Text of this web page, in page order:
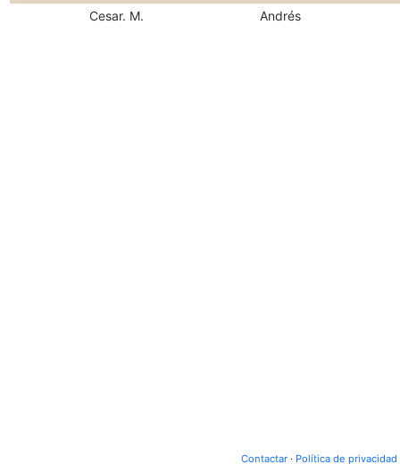
Cesar. M.
Andrés
Contactar · Política de privacidad